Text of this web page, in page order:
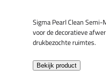
Sigma Pearl Clean
voor de decoratieve
drukbezochte ruimtes.
Bekijk product